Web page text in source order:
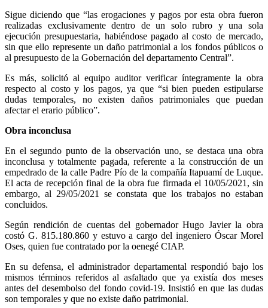
Sigue diciendo que “las erogaciones y pagos por esta obra fueron
realizadas exclusivamente dentro de un solo rubro y una sola
ejecución presupuestaria, habiéndose pagado al costo de mercado,
sin que ello represente un daño patrimonial a los fondos públicos o
al presupuesto de la Gobernación del departamento Central”.
Es más, solicitó al equipo auditor verificar íntegramente la obra
respecto al costo y los pagos, ya que “si bien pueden estipularse
dudas temporales, no existen daños patrimoniales que puedan
afectar el erario público”.
Obra inconclusa
En el segundo punto de la observación uno, se destaca una obra
inconclusa y totalmente pagada, referente a la construcción de un
empedrado de la calle Padre Pío de la compañía Itapuamí de Luque.
El acta de recepción final de la obra fue firmada el 10/05/2021, sin
embargo, al 29/05/2021 se constata que los trabajos no estaban
concluidos.
Según rendición de cuentas del gobernador Hugo Javier la obra
costó G. 815.180.860 y estuvo a cargo del ingeniero Óscar Morel
Oses, quien fue contratado por la oenegé CIAP.
En su defensa, el administrador departamental respondió bajo los
mismos términos referidos al asfaltado que ya existía dos meses
antes del desembolso del fondo covid-19. Insistió en que las dudas
son temporales y que no existe daño patrimonial.